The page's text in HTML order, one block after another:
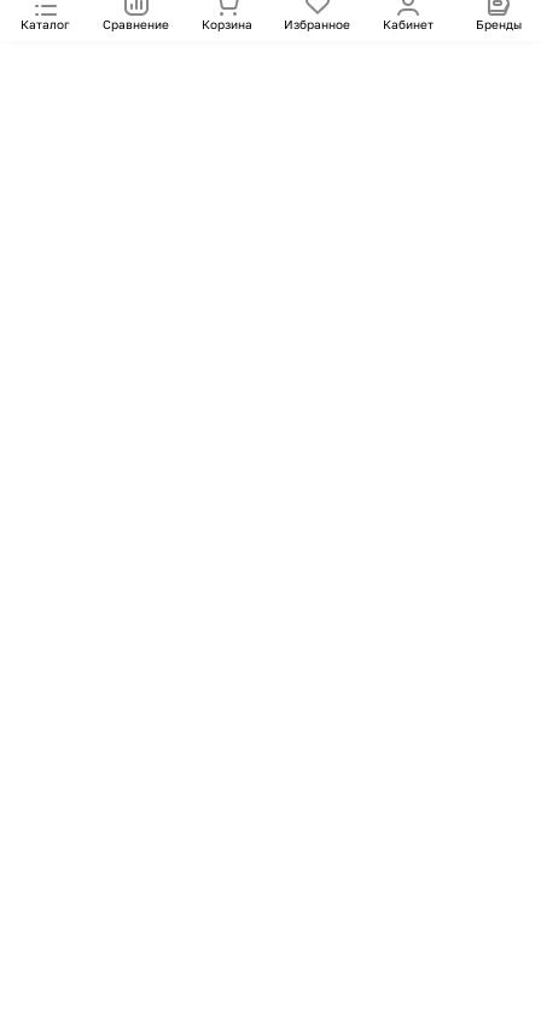
Каталог Сравнение Корзина Избранное Кабинет Бренды